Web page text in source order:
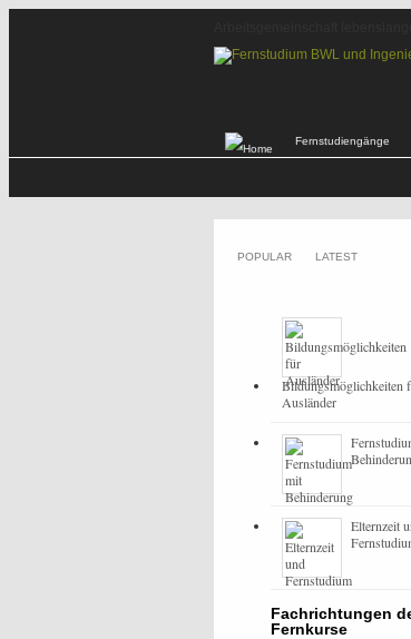
Fernstudiengänge
POPULAR LATEST
Bildungsmöglichkeiten
Ausländer
Elternzeit
Fachrichtungen
Fernkurse